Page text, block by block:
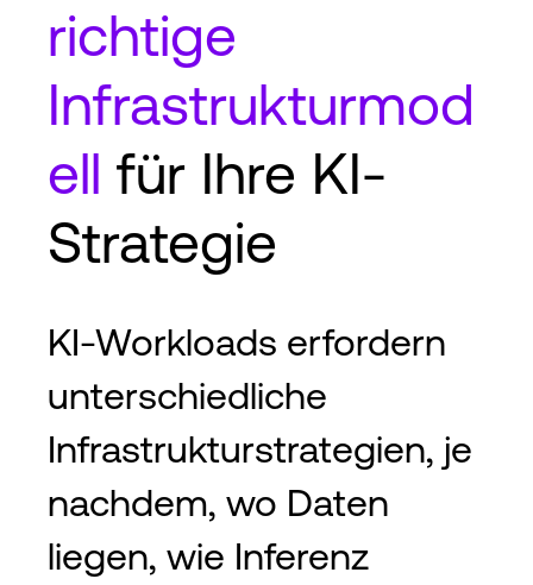
richtige
Infrastrukturmod
ell für Ihre KI-
Strategie
KI-Workloads erfordern
unterschiedliche
Infrastrukturstrategien, je
nachdem, wo Daten
liegen, wie Inferenz